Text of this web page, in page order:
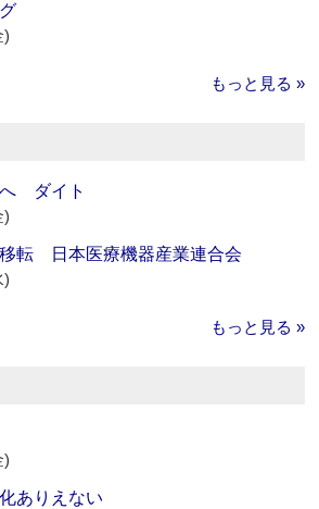
)
もっと見る »
へ ダイト
)
転 日本医療機器産業連合会
)
もっと見る »
)
ありえない